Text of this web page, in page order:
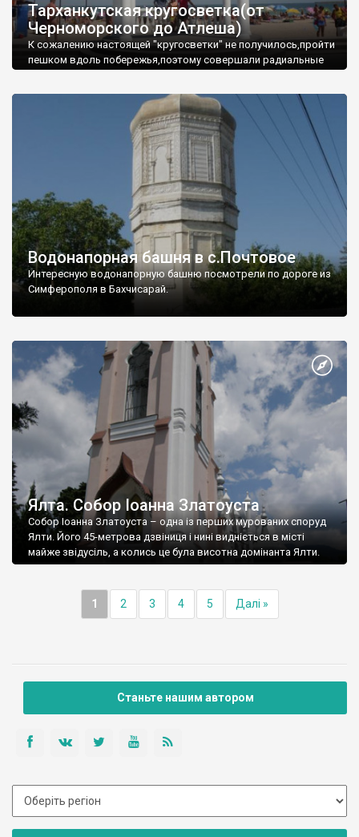
Тарханкутская кругосветка(от
Черноморского до Атлеша)
К сожалению настоящей "кругосветки" не получилось,пройти
пешком вдоль побережья,поэтому совершали радиальные
Водонапорная башня в с.Почтовое
Интересную водонапорную башню посмотрели по дороге из
Симферополя в Бахчисарай.
Ялта. Собор Іоанна Златоуста
Собор Іоанна Златоуста – одна із перших мурованих споруд
Ялти. Його 45-метрова дзвіниця і нині видніється в місті
майже звідусіль, а колись це була висотна домінанта Ялти.
1 2 3 4 5 Далі »
Станьте нашим автором